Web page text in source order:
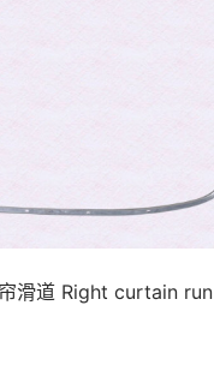
滑道 Right curtain run